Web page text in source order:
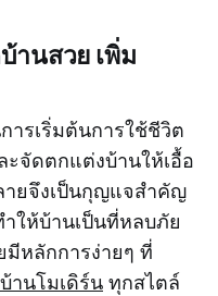
านสวย เพิ่ม
รเริ่มต้นการใช้ชีวิต
ะจัดตกแต่งบ้านให้เอื้อ
ยจึงเป็นกุญแจสำคัญ
ำให้บ้านเป็นที่หลบภัย
หลักการง่ายๆ ที่
านโมเดิร์น ทุกสไตล์